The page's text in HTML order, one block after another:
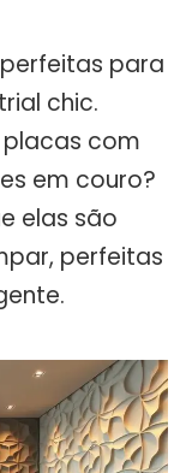
para
chic.
com
em couro?
elas são
perfeitas